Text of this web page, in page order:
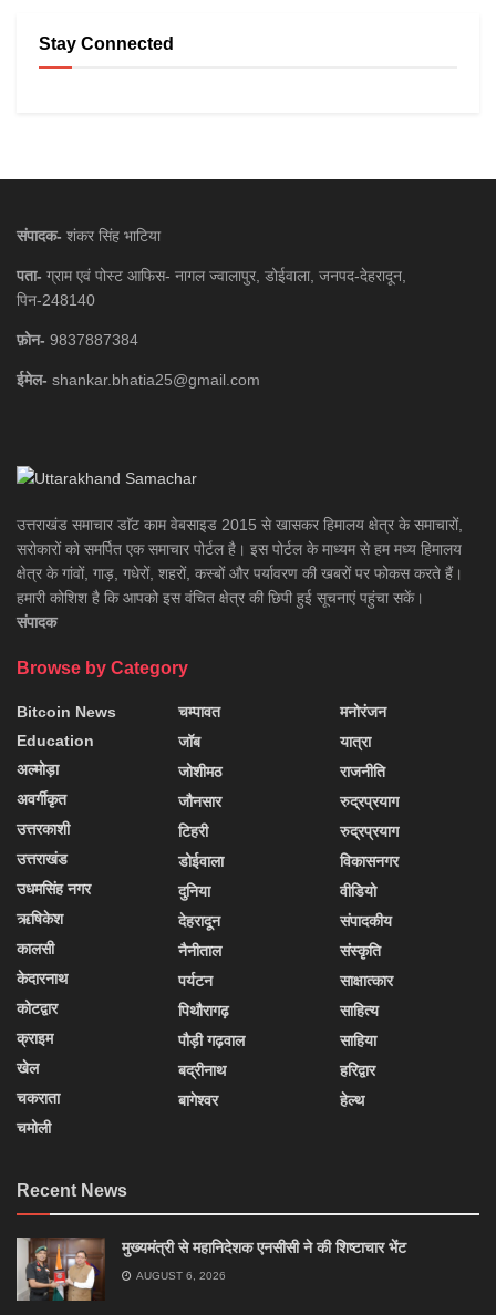
Stay Connected
संपादक- शंकर सिंह भाटिया
पता- ग्राम एवं पोस्ट आफिस- नागल ज्वालापुर, डोईवाला, जनपद-देहरादून,
पिन-248140
फ़ोन- 9837887384
ईमेल- shankar.bhatia25@gmail.com
उत्तराखंड समाचार डाॅट काम वेबसाइड 2015 से खासकर हिमालय क्षेत्र के समाचारों,
सरोकारों को समर्पित एक समाचार पोर्टल है। इस पोर्टल के माध्यम से हम मध्य हिमालय
क्षेत्र के गांवों, गाड़, गधेरों, शहरों, कस्बों और पर्यावरण की खबरों पर फोकस करते हैं।
हमारी कोशिश है कि आपको इस वंचित क्षेत्र की छिपी हुई सूचनाएं पहुंचा सकें।
संपादक
Browse by Category
Bitcoin News
Education
अल्मोड़ा
अवर्गीकृत
उत्तरकाशी
उत्तराखंड
उधमसिंह नगर
ऋषिकेश
कालसी
केदारनाथ
कोटद्वार
क्राइम
खेल
चकराता
चमोली
चम्पावत
जॉब
जोशीमठ
जौनसार
टिहरी
डोईवाला
दुनिया
देहरादून
नैनीताल
पर्यटन
पिथौरागढ़
पौड़ी गढ़वाल
बद्रीनाथ
बागेश्वर
मनोरंजन
यात्रा
राजनीति
रुद्रप्रयाग
रुद्रप्रयाग
विकासनगर
वीडियो
संपादकीय
संस्कृति
साक्षात्कार
साहित्य
साहिया
हरिद्वार
हेल्थ
Recent News
मुख्यमंत्री से महानिदेशक एनसीसी ने की शिष्टाचार भेंट
AUGUST 6, 2026